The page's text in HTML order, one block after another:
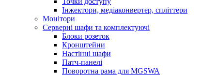
Інжектори, медіаконвертер, спліттери
Монітори
Серверні шафи та комплектуючі
Блоки розеток
Кронштейни
Настінні шафи
Патч-панелі
Поворотна рама для MGSWA